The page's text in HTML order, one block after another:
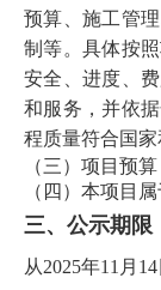
预算、施工管
制等。具体按
安全、进度、
和服务，并依
程质量符合国家
（三）项目预算
（ 四）本项目
三、 公示期 限
从2025年11 月 14